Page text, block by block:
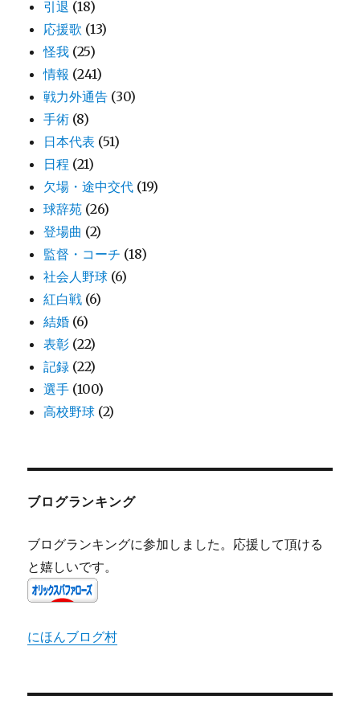
引退 (18)
応援歌 (13)
怪我 (25)
情報 (241)
戦力外通告 (30)
手術 (8)
日本代表 (51)
日程 (21)
欠場・途中交代 (19)
球辞苑 (26)
登場曲 (2)
監督・コーチ (18)
社会人野球 (6)
紅白戦 (6)
結婚 (6)
表彰 (22)
記録 (22)
選手 (100)
高校野球 (2)
ブログランキング
ブログランキングに参加しました。応援して頂ける
と嬉しいです。
にほんブログ村